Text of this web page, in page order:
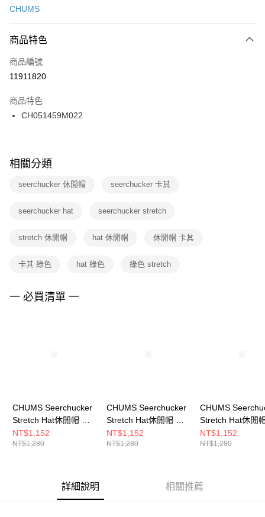
便利好安心！
３．安心：先確認商品／服務後，再付款。
【「AFTEE先享後付」結帳流程】
１．於結帳方式選擇「AFTEE先享後付」後，將跳轉至「AFTEE先享後付」
２．訂單成立數日內，您將收到繳費通知簡訊。
３．收到繳費通知簡訊後14天內，點擊此簡訊中的連結，可透過四大超商／
ATM／網路銀行／等多元方式進行付款，方視為交易完成。
※ 交易是否成功請以「AFTEE先享後付 」之結帳頁面顯示為準，若有關於
是否繳費成功／繳費後需取消欲退款等相關疑問，請聯繫「AFTEE先享後付
客戶支援中心」https://netprotections.freshdesk.com/support/home
１．透過由恩沛科技股份有限公司提供之「AFTEE先享後付」服務完成之交
權轉讓予恩沛科技股份有限公司。
３．未成年的使用者請事先徵得法定代理人或監護人之同意方可使用
４．使用「AFTEE先享後付」時，將依據個別帳號之用戶狀況，依本公司即
運送方式
每筆NT$100，滿NT$1,500(含以上)免運費
宅配
每筆NT$100，滿NT$1,500(含以上)免運費
付款後門市自取
每筆NT$100，滿NT$1,500(含以上)免運費
CHUMS
商品特色
商品編號
11911820
商品特色
CH051459M022
相關分類
seerchucker 休閒帽 seerchucker 卡其
seerchucker hat seerchucker stretch
stretch 休閒帽 hat 休閒帽 休閒帽 卡其
卡其 綠色 hat 綠色 綠色 stretch
一 必買清單 一
CHUMS Seerchucker
Stretch Hat休閒帽 深
藍 CH051459N001
NT$1,152
NT$1,280
CHUMS Seerchucker
Stretch Hat休閒帽 米
灰色 CH051459G057
NT$1,152
NT$1,280
CHUMS
Stretch Hat休閒
色
NT$1,152
NT$1,280
詳細說明 相關推薦